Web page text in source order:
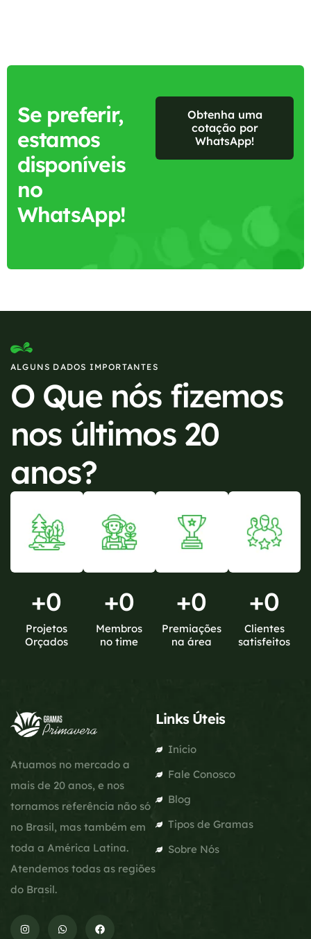
Se preferir,
estamos
disponíveis
no
WhatsApp!
Obtenha uma
cotação por
WhatsApp!
ALGUNS DADOS IMPORTANTES
O Que nós fizemos
nos últimos 20
anos?
+0
Projetos
Orçados
+0
Membros
no time
+0
Premiações
na área
+0
Clientes
satisfeitos
Atuamos no mercado a
mais de 20 anos, e nos
tornamos referência não só
no Brasil, mas também em
toda a América Latina.
Atendemos todas as regiões
do Brasil.
Links Úteis
Início
Fale Conosco
Blog
Tipos de Gramas
Sobre Nós